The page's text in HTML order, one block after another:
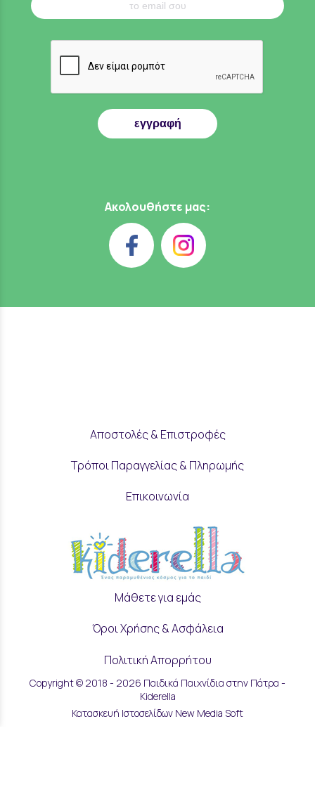
εγγραφή
Ακολουθήστε μας:
Αποστολές & Επιστροφές
Τρόποι Παραγγελίας & Πληρωμής
Επικοινωνία
Μάθετε για εμάς
Όροι Χρήσης & Ασφάλεια
Πολιτική Απορρήτου
Ρυθμίσεις Cookies
Copyright © 2018 - 2026 Παιδικά Παιχνίδια στην Πάτρα -
Kiderella
Κατασκευή Ιστοσελίδων New Media Soft